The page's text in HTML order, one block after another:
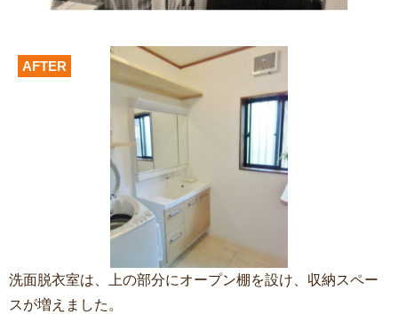
AFTER
洗面脱衣室は、上の部分にオープン棚を設け、収納スペー
スが増えました。